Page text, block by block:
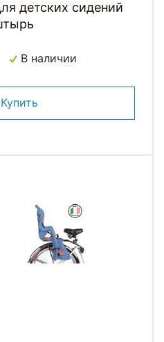
детских сидений
В наличии
Купить